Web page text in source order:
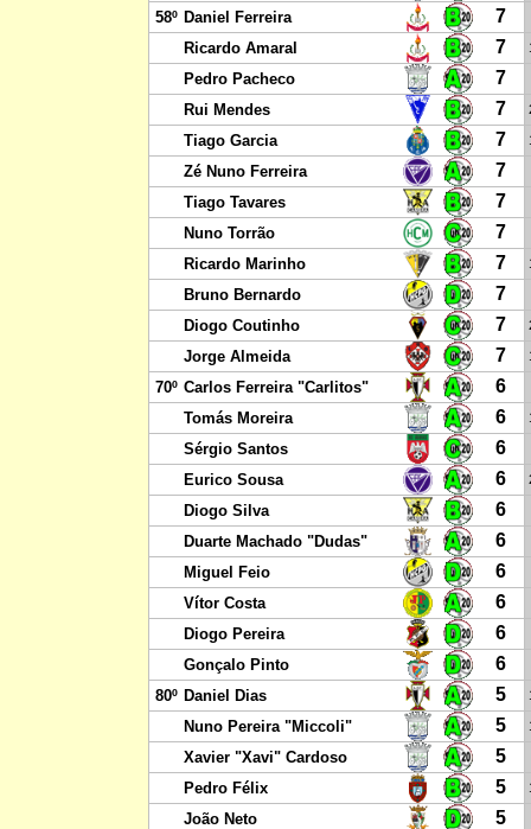
58º Daniel Ferreira 7
Ricardo Amaral 7
Pedro Pacheco 7
Rui Mendes 7
Tiago Garcia 7
Zé Nuno Ferreira 7
Tiago Tavares 7
Nuno Torrão 7
Ricardo Marinho 7
Bruno Bernardo 7
Diogo Coutinho 7
Jorge Almeida 7
70º Carlos Ferreira "Carlitos" 6
Tomás Moreira 6
Sérgio Santos 6
Eurico Sousa 6
Diogo Silva 6
Duarte Machado "Dudas" 6
Miguel Feio 6
Vítor Costa 6
Diogo Pereira 6
Gonçalo Pinto 6
80º Daniel Dias 5
Nuno Pereira "Miccoli" 5
Xavier "Xavi" Cardoso 5
Pedro Félix 5
João Neto 5